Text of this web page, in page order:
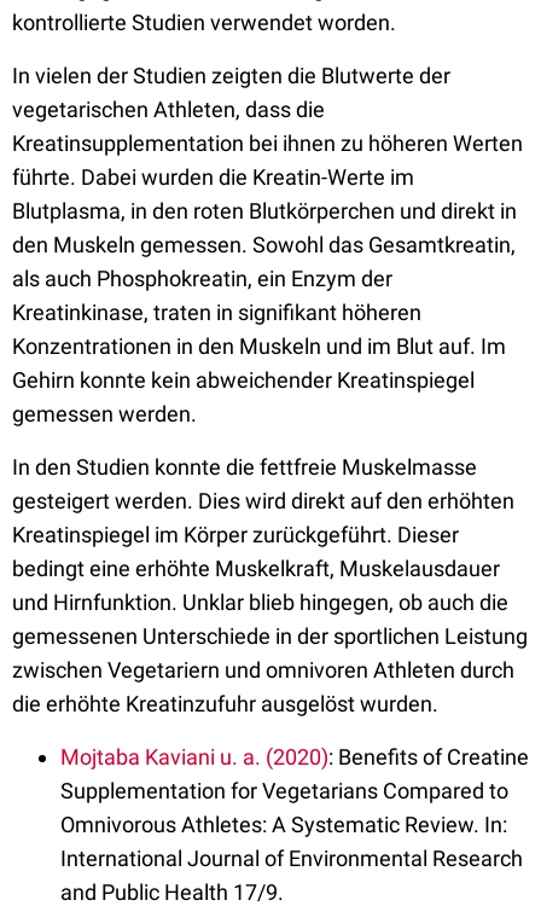
kontrollierte Studien verwendet worden.
In vielen der Studien zeigten die Blutwerte der
vegetarischen Athleten, dass die
Kreatinsupplementation bei ihnen zu höheren Werten
führte. Dabei wurden die Kreatin-Werte im
Blutplasma, in den roten Blutkörperchen und direkt in
den Muskeln gemessen. Sowohl das Gesamtkreatin,
als auch Phosphokreatin, ein Enzym der
Kreatinkinase, traten in signifikant höheren
Konzentrationen in den Muskeln und im Blut auf. Im
Gehirn konnte kein abweichender Kreatinspiegel
gemessen werden.
In den Studien konnte die fettfreie Muskelmasse
gesteigert werden. Dies wird direkt auf den erhöhten
Kreatinspiegel im Körper zurückgeführt. Dieser
bedingt eine erhöhte Muskelkraft, Muskelausdauer
und Hirnfunktion. Unklar blieb hingegen, ob auch die
gemessenen Unterschiede in der sportlichen Leistung
zwischen Vegetariern und omnivoren Athleten durch
die erhöhte Kreatinzufuhr ausgelöst wurden.
Mojtaba Kaviani u. a. (2020): Benefits of Creatine
Supplementation for Vegetarians Compared to
Omnivorous Athletes: A Systematic Review. In:
International Journal of Environmental Research
and Public Health 17/9.